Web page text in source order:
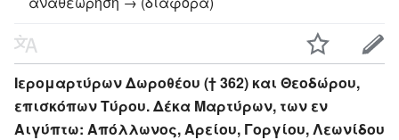
Ιερομαρτύρων Δωροθέου († 362) και Θεοδώρου,
επισκόπων Τύρου. Δέκα Μαρτύρων, των εν
Αιγύπτω: Απόλλωνος, Αρείου, Γοργίου, Λεωνίδου